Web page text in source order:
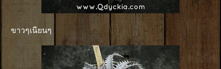
ขาวๆเนียนๆ